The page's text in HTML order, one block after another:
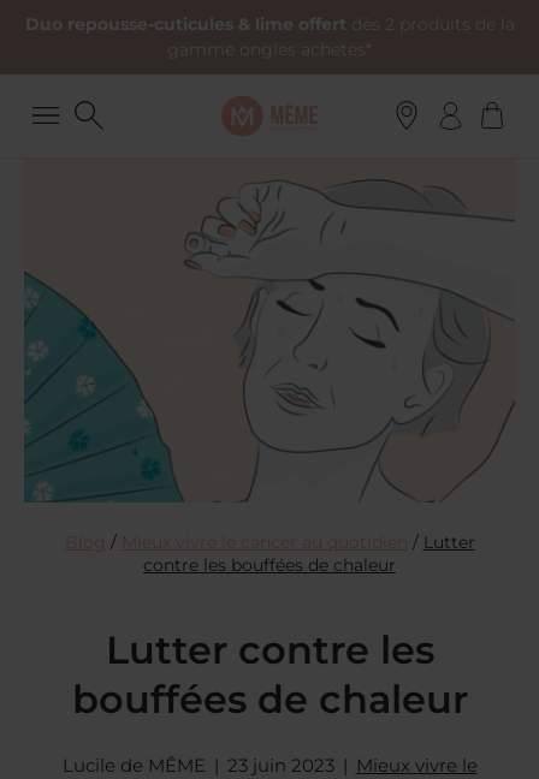
Duo repousse-cuticules & lime offert dès 2 produits de la
gamme ongles achetés*
Blog / Mieux vivre le cancer au quotidien / Lutter
contre les bouffées de chaleur
Lutter contre les
bouffées de chaleur
Lucile de MÊME 23 juin 2023
Mieux vivre le